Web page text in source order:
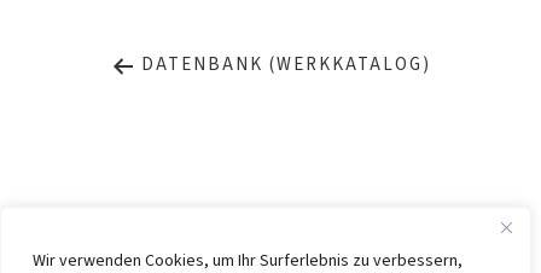
Wir verwenden Cookies, um Ihr Surferlebnis zu verbessern,
DATENBANK (WERKKATALOG)